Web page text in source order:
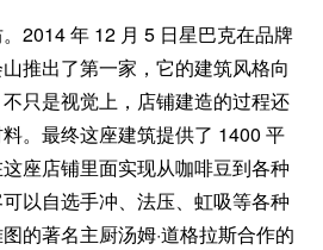
2014 年 12 月 5 日星巴克在品牌
推出了第一家，它的建筑风格向
只是视觉上，店铺建造的过程还
。最终这座建筑提供了 1400 平
座店铺里面实现从咖啡豆到各种
以自选手冲、法压、虹吸等各种
的著名主厨汤姆·道格拉斯合作的